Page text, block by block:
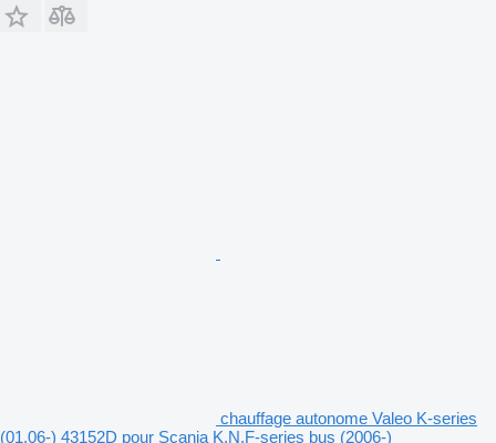
chauffage autonome Valeo K-series
(01.06-) 43152D pour Scania K,N,F-series bus (2006-)